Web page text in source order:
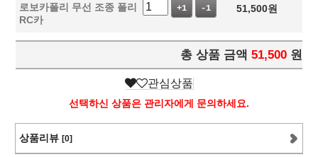
로보카폴리 무선 조종 폴리
RC카
+1 -1 51,500원
총 상품 금액 51,500 원
관심상품
선택하신 상품은 관리자에게 문의하세요.
상품리뷰 [0]